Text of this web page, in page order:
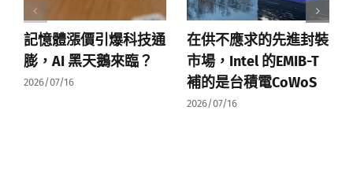
記憶體漲價引爆科技通
膨，AI 黑天鵝來臨？
2026/07/16
在供不應求的先進封裝
市場，Intel 的EMIB-T
補的是台積電CoWoS
2026/07/16